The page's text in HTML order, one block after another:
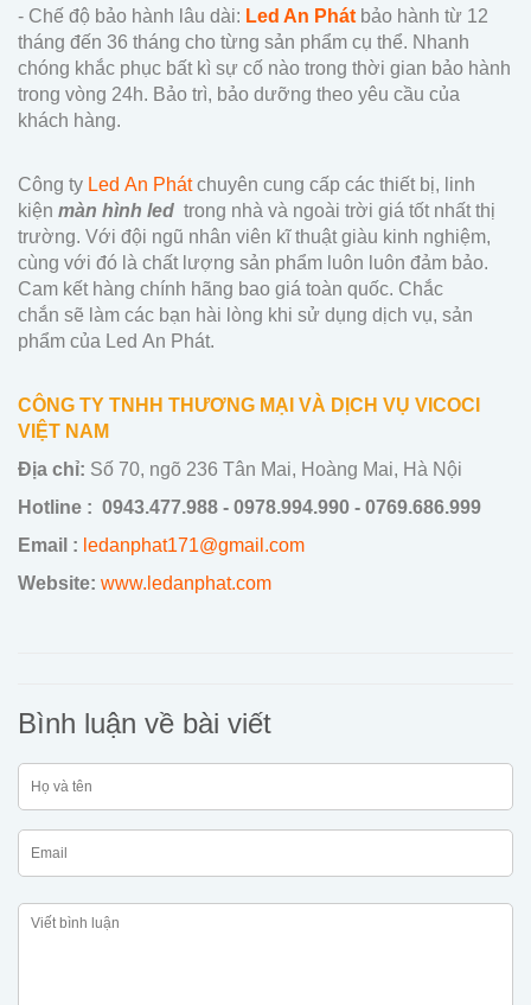
- Chế độ bảo hành lâu dài: Led An Phát bảo hành từ 12
tháng đến 36 tháng cho từng sản phẩm cụ thể. Nhanh
chóng khắc phục bất kì sự cố nào trong thời gian bảo hành
trong vòng 24h. Bảo trì, bảo dưỡng theo yêu cầu của
khách hàng.
Công ty Led An Phát chuyên cung cấp các thiết bị, linh
kiện màn hình led trong nhà và ngoài trời giá tốt nhất thị
trường. Với đội ngũ nhân viên kĩ thuật giàu kinh nghiệm,
cùng với đó là chất lượng sản phẩm luôn luôn đảm bảo.
Cam kết hàng chính hãng bao giá toàn quốc. Chắc
chắn sẽ làm các bạn hài lòng khi sử dụng dịch vụ, sản
phẩm của Led An Phát.
CÔNG TY TNHH THƯƠNG MẠI VÀ DỊCH VỤ VICOCI
VIỆT NAM
Địa chỉ: Số 70, ngõ 236 Tân Mai, Hoàng Mai, Hà Nội
Hotline : 0943.477.988 - 0978.994.990 - 0769.686.999
Email : ledanphat171@gmail.com
Website: www.ledanphat.com
Bình luận về bài viết